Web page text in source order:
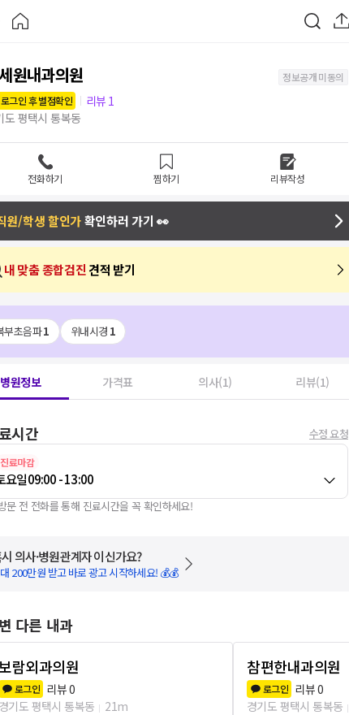
원내과의원
정보공개 미동의
로그인 후 별점확인
리뷰 1
도 평택시 통복동
전화하기 찜하기 리뷰작성
원/학생 할인가확인하러 가기 👀
내 맞춤 종합검진 견적 받기
부초음파1 위내시경 1
병원정보 가격표 의사(1) 리뷰(1)
시간 수정 요청
진료마감
요일09:00 - 13:00
문 전 전화를 통해 진료시간을 꼭 확인하세요!
의사·병원관계자 이신가요?
200만원 받고 바로 광고 시작하세요! 💰💰
다른 내과
람외과의원
로그인 리뷰0
경기도 평택시 통복동
21m
참편한내과의원
로그인 리뷰0
경기도 평택시 통복동